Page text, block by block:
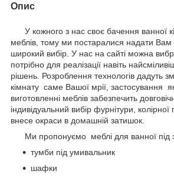
Опис
У кожного з нас своє бачення ванної
меблів, тому ми постаралися надати
широкий вибір. У нас на сайті можна
потрібно для реалізації навіть
рішень. Розроблення технологів дадуть
кімнату саме Вашої мрії, застосування
виготовленні меблів забезпечить
індивідуальний вибір фурнітури, колірної
внесе окраси в домашній затишок.
Ми пропонуємо меблі для ванної під
тумби під умивальник
шафки